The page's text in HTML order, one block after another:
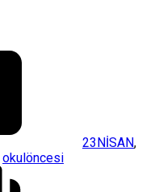
23NİSAN,
okulöncesi